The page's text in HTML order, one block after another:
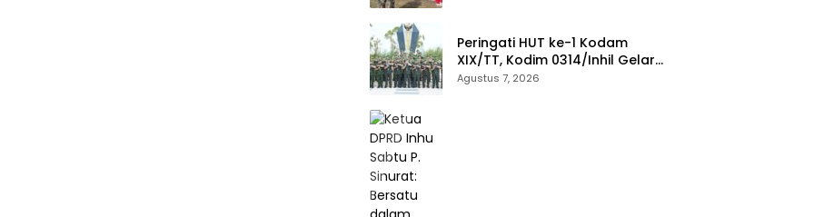
Peringati HUT ke-1 Kodam
XIX/TT, Kodim 0314/Inhil Gelar
Ziarah Rombongan
Agustus 7, 2026